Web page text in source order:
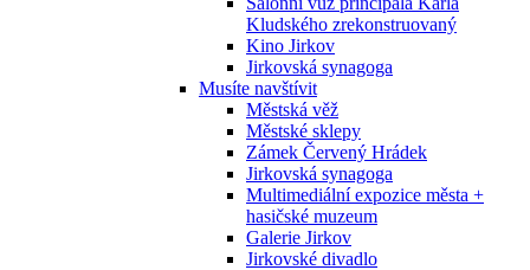
Kludského zrekonstruovaný
Kino Jirkov
Jirkovská synagoga
Musíte navštívit
Městská věž
Městské sklepy
Zámek Červený Hrádek
Jirkovská synagoga
Multimediální expozice města +
hasičské muzeum
Galerie Jirkov
Jirkovské divadlo